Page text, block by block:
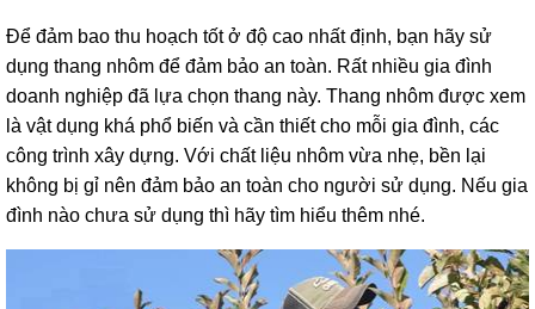
(
rút
lồng
)
Thang
nhôm
gấp
4
khúc
Thang
Để đảm bao thu hoạch tốt ở độ cao nhất định, bạn hãy sử
dụng thang nhôm để đảm bảo an toàn. Rất nhiều gia đình
doanh nghiệp đã lựa chọn thang này. Thang nhôm được xem
là vật dụng khá phổ biến và cần thiết cho mỗi gia đình, các
công trình xây dựng. Với chất liệu nhôm vừa nhẹ, bền lại
không bị gỉ nên đảm bảo an toàn cho người sử dụng. Nếu gia
đình nào chưa sử dụng thì hãy tìm hiểu thêm nhé.